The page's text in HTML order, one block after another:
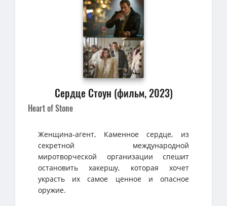
Сердце Стоун (фильм, 2023)
Heart of Stone
Женщина-агент, Каменное сердце, из
секретной международной
миротворческой организации спешит
остановить хакершу, которая хочет
украсть их самое ценное и опасное
оружие.